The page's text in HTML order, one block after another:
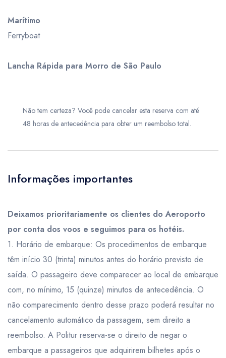
Marítimo
Ferryboat
Lancha Rápida para Morro de São Paulo
Não tem certeza? Você pode cancelar esta reserva com até
48 horas de antecedência para obter um reembolso total.
Informações importantes
Deixamos prioritariamente os clientes do Aeroporto
por conta dos voos e seguimos para os hotéis.
1. Horário de embarque: Os procedimentos de embarque
têm início 30 (trinta) minutos antes do horário previsto de
saída. O passageiro deve comparecer ao local de embarque
com, no mínimo, 15 (quinze) minutos de antecedência. O
não comparecimento dentro desse prazo poderá resultar no
cancelamento automático da passagem, sem direito a
reembolso. A Politur reserva-se o direito de negar o
embarque a passageiros que adquirirem bilhetes após o